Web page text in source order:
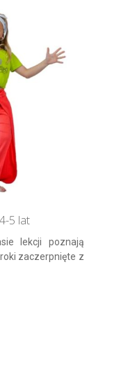
5 lat
lekcji poznają
zaczerpnięte z